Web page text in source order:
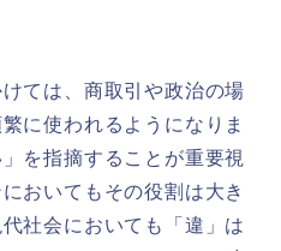
ては、商取引や政治の場
に使われるようになりま
を指摘することが重要視
おいてもその役割は大き
社会においても「違」は